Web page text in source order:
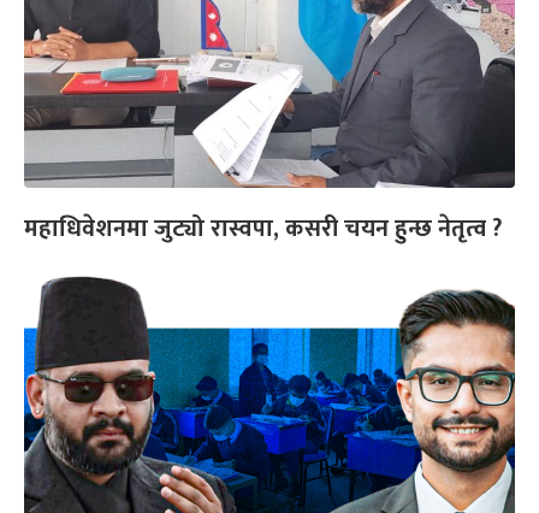
महाधिवेशनमा जुट्यो रास्वपा, कसरी चयन हुन्छ नेतृत्व ?